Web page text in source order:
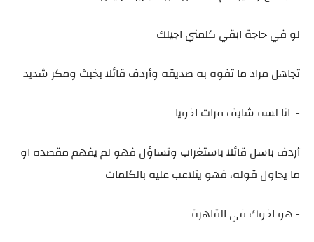
لو في حاجة ابقي كلمني اجيلك
تجاهل مراد ما تفوه به صديقه وأردف قائلا بخبث ومكر شديد
- انا لسه شايف مرات اخويا
أردف باسل قائلا باستغراب وتساؤل فهو لم يفهم مقصده او
ما يحاول قوله، فهو يتلاعب عليه بالكلمات
- هو اخوك في القاهرة